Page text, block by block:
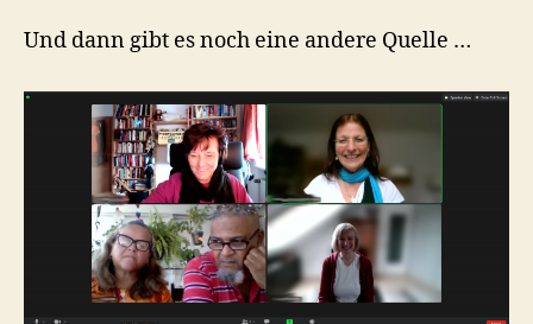
Und dann gibt es noch eine andere Quelle …